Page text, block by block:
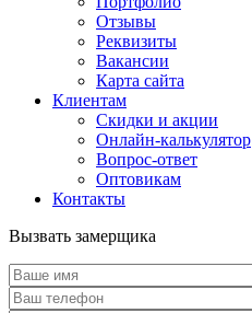
Отзывы
Реквизиты
Вакансии
Карта сайта
Клиентам
Скидки и акции
Онлайн-калькулятор
Вопрос-ответ
Оптовикам
Контакты
Вызвать замерщика